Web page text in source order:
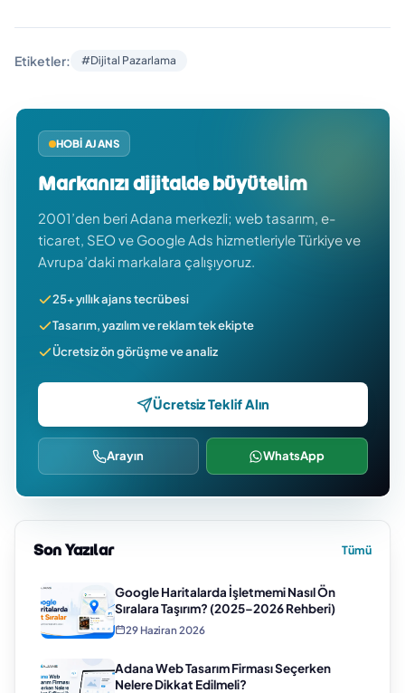
Etiketler: #Dijital Pazarlama
HOBI AJANS
Markanızı dijitalde büyütelim
2001’den beri Adana merkezli; web tasarım, e-
ticaret, SEO ve Google Ads hizmetleriyle Türkiye ve
Avrupa’daki markalara çalışıyoruz.
25+ yıllık ajans tecrübesi
Tasarım, yazılım ve reklam tek ekipte
Ücretsiz ön görüşme ve analiz
Ücretsiz Teklif Alın
Arayın WhatsApp
Son Yazılar Tümü
Google Haritalarda İşletmemi Nasıl Ön
Sıralara Taşırım? (2025–2026 Rehberi)
29 Haziran 2026
Adana Web Tasarım Firması Seçerken
Nelere Dikkat Edilmeli?